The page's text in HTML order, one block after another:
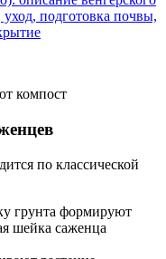
подготовка почвы,
компост
по классической
грунта формируют
шейка саженца